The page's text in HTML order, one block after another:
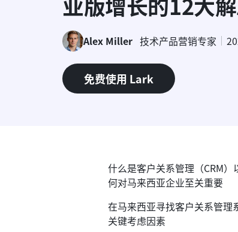
Alex Miller 技术产品营销专家
免费使用 Lark
什么是客户关系管理（CRM）
何对马来西亚企业至关重要
在马来西亚寻找客户关系管理
关键考虑因素